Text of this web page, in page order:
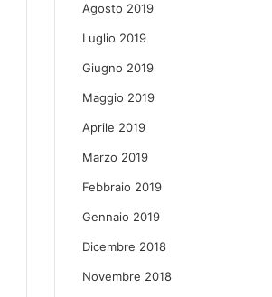
Agosto 2019
Luglio 2019
Giugno 2019
Maggio 2019
Aprile 2019
Marzo 2019
Febbraio 2019
Gennaio 2019
Dicembre 2018
Novembre 2018